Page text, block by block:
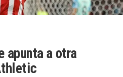
apunta a otra